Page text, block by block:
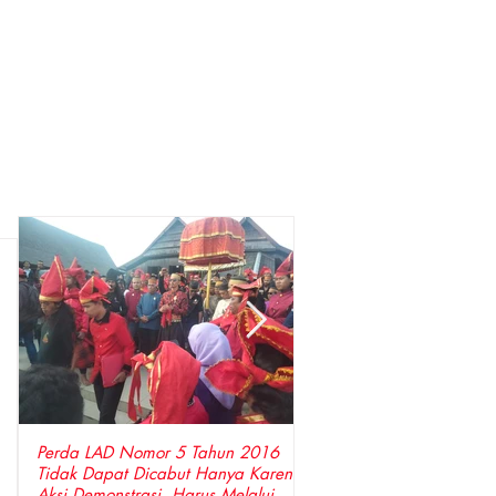
Perda LAD Nomor 5 Tahun 2016
Tidak Dapat Dicabut Hanya Karena